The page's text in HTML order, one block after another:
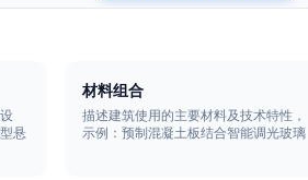
悬
材料组合
描述建筑使用的主要材料及技术特性，
示例：预制混凝土板结合智能调光玻璃